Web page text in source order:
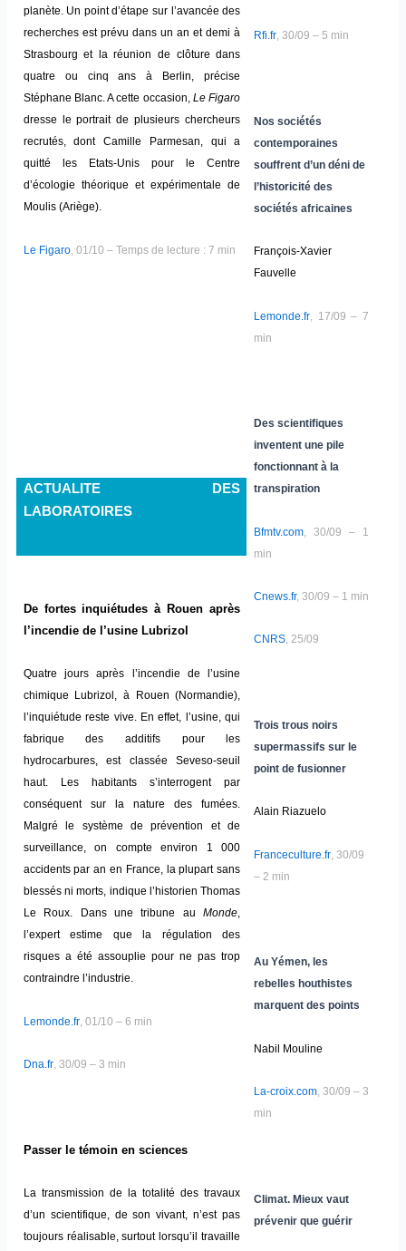
planète. Un point d’étape sur l’avancée des
recherches est prévu dans un an et demi à
Strasbourg et la réunion de clôture dans
quatre ou cinq ans à Berlin, précise
Stéphane Blanc. A cette occasion, Le Figaro
dresse le portrait de plusieurs chercheurs
recrutés, dont Camille Parmesan, qui a
quitté les Etats-Unis pour le Centre
d’écologie théorique et expérimentale de
Moulis (Ariège).
Le Figaro, 01/10 – Temps de lecture : 7 min
Rfi.fr, 30/09 – 5 min
Nos sociétés
contemporaines
souffrent d’un déni de
l’historicité des
sociétés africaines
François-Xavier
Fauvelle
Lemonde.fr, 17/09 – 7
min
Des scientifiques
inventent une pile
fonctionnant à la
transpiration
Bfmtv.com, 30/09 – 1
min
Cnews.fr, 30/09 – 1 min
CNRS, 25/09
Trois trous noirs
supermassifs sur le
point de fusionner
Alain Riazuelo
Franceculture.fr, 30/09
– 2 min
Au Yémen, les
rebelles houthistes
marquent des points
Nabil Mouline
La-croix.com, 30/09 – 3
min
Climat. Mieux vaut
prévenir que guérir
ACTUALITE DES
LABORATOIRES
De fortes inquiétudes à Rouen après
l’incendie de l’usine Lubrizol
Quatre jours après l’incendie de l’usine
chimique Lubrizol, à Rouen (Normandie),
l’inquiétude reste vive. En effet, l’usine, qui
fabrique des additifs pour les
hydrocarbures, est classée Seveso-seuil
haut. Les habitants s’interrogent par
conséquent sur la nature des fumées.
Malgré le système de prévention et de
surveillance, on compte environ 1 000
accidents par an en France, la plupart sans
blessés ni morts, indique l’historien Thomas
Le Roux. Dans une tribune auMonde,
l’expert estime que la régulation des
risques a été assouplie pour ne pas trop
contraindre l’industrie.
Lemonde.fr, 01/10 – 6 min
Dna.fr, 30/09 – 3 min
Passer le témoin en sciences
La transmission de la totalité des travaux
d’un scientifique, de son vivant, n’est pas
toujours réalisable, surtout lorsqu’il travaille